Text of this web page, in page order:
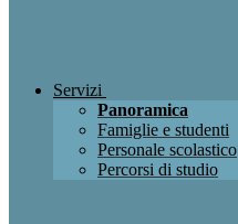
Servizi
Panoramica
Famiglie e studenti
Personale scolastico
Percorsi di studio